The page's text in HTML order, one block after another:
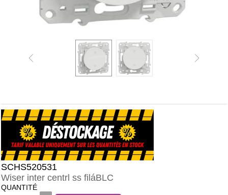
SCHS520531
Wiser inter centrl ss filáBLC
QUANTITÉ